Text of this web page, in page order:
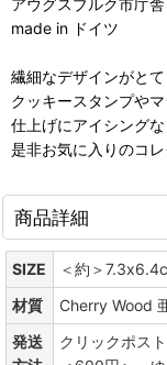
アウグスブルク市庁
made in ドイツ
繊細なデザインがとて
クッキースタンプや
仕上げにアイシング
是非お気に入りのコレ
商品詳細
SIZE
＜約＞
材質
Cherry Wood
発送
クリックポス